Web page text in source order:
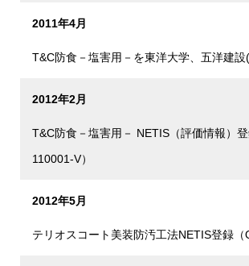
2011年4月
T&C防食－塩害用－を東洋大学、五洋建
2012年2月
T&C防食－塩害用－ NETIS（評価情報）
110001-V）
2012年5月
テリオスコート美装防汚工法NETIS登録（